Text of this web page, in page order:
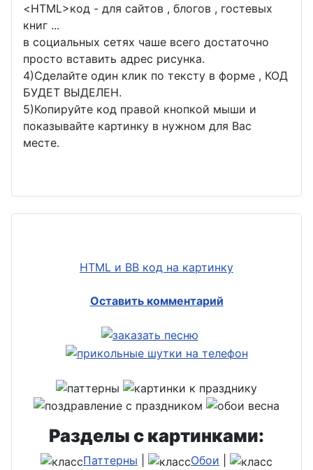
<HTML>код - для сайтов , блогов , гостевых
книг ...
в социальных сетях чаше всего достаточно
просто вставить адрес рисунка.
4)Сделайте один клик по тексту в форме , КОД
БУДЕТ ВЫДЕЛЕН.
5)Копируйте код правой кнопкой мыши и
показывайте картинку в нужном для Вас
месте.
HTML и BB код на картинку
Оставить комментарий
Разделы с картинками:
Паттерны Обои